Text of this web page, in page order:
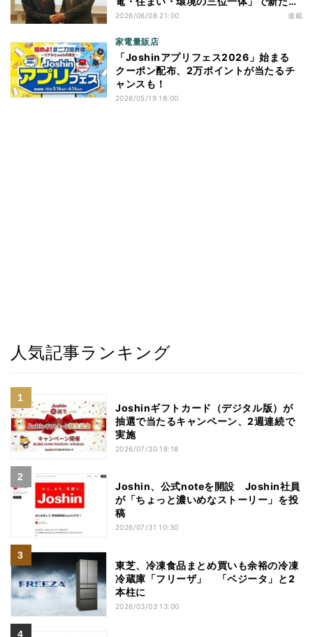
価値創造へ
2026/06/08 21:00 連載
家電量販店
「Joshinアプリフェス2026」始まる
クーポン配布、2万ポイントが当たるチ
ャンスも！
2026/05/19 18:00
人気記事ランキング
Joshinギフトカード（デジタル版）が
抽選で当たるキャンペーン、2週連続で
実施
2026/07/30 18:18
Joshin、公式noteを開設 Joshin社員
が「ちょっと濃いめなストーリー」を投
稿
2026/07/31 10:30
東芝、冷凍食品まとめ買いも余裕の冷凍
冷蔵庫「フリーザ」 「ベジータ」と2
本柱に
2026/03/03 13:00